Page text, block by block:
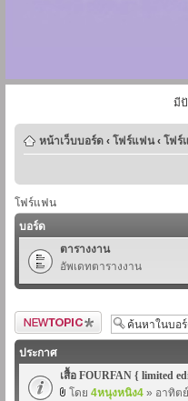
มี
หน้าเว็บบอร์ด ‹ โฟร์แฟน ‹ โฟร์
โฟร์แฟน
บอร์ด
ตารางงาน
อัพเดทตารางงาน
ตั้งกระทู้ใหม่
ประกาศ
เสื้อ FOURFAN { limited
โดย 4หนุงหนิง4 » อาทิต